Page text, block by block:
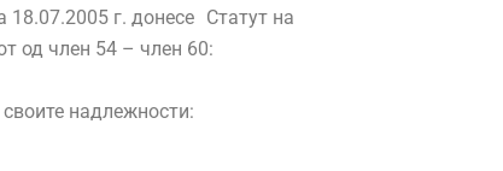
18.07.2005 г. донесе Статут на
од член 54 – член 60:
надлежности: